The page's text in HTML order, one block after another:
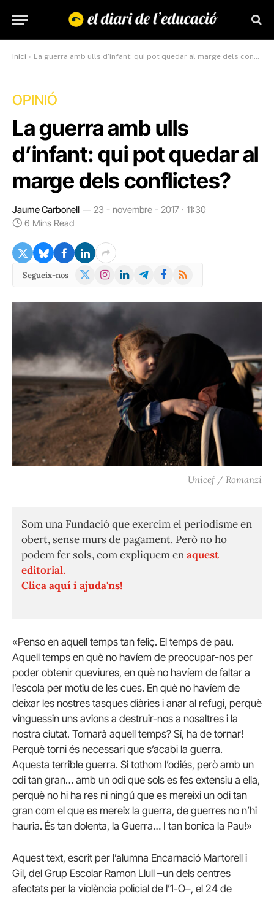
Inici » La guerra amb ulls d’infant: qui pot quedar al marge dels conflictes?
OPINIÓ
La guerra amb ulls
d’infant: qui pot quedar al
marge dels conflictes?
Jaume Carbonell
23 - novembre - 2017 · 11:30
6 Mins Read
Segueix-nos
X
Instagram
LinkedInTelegramFacebook
RSS
Unicef / Romanzi
Som una Fundació que exercim el periodisme en
obert, sense murs de pagament. Però no ho
podem fer sols, com expliquem enaquest
editorial.
Clica aquí i ajuda'ns!
«Penso en aquell temps tan feliç. El temps de pau.
Aquell temps en què no havíem de preocupar-nos per
poder obtenir queviures, en què no havíem de faltar a
l’escola per motiu de les cues. En què no havíem de
deixar les nostres tasques diàries i anar al refugi, perquè
vinguessin uns avions a destruir-nos a nosaltres i la
nostra ciutat. Tornarà aquell temps? Sí, ha de tornar!
Perquè torni és necessari que s’acabi la guerra.
Aquesta terrible guerra. Si tothom l’odiés, però amb un
odi tan gran… amb un odi que sols es fes extensiu a ella,
perquè no hi ha res ni ningú que es mereixi un odi tan
gran com el que es mereix la guerra, de guerres no n’hi
hauria. És tan dolenta, la Guerra… I tan bonica la Pau!»
Aquest text, escrit per l’alumna Encarnació Martorell i
Gil, del Grup Escolar Ramon Llull –un dels centres
afectats per la violència policial de l’1-O–, el 24 de